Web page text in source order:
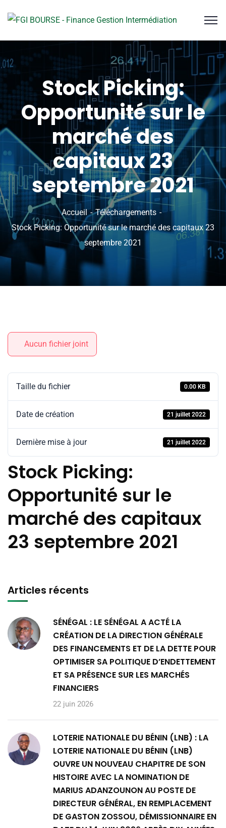
Stock Picking:
Opportunité sur le
marché des
capitaux 23
septembre 2021
Accueil
Téléchargements
Stock Picking: Opportunité sur le marché des capitaux 23
septembre 2021
Aucun fichier joint
Taille du fichier 0.00 KB
Date de création 21 juillet 2022
Dernière mise à jour 21 juillet 2022
Stock Picking:
Opportunité sur le
marché des capitaux
23 septembre 2021
Articles récents
SÉNÉGAL : LE SÉNÉGAL A ACTÉ LA
CRÉATION DE LA DIRECTION GÉNÉRALE
DES FINANCEMENTS ET DE LA DETTE POUR
OPTIMISER SA POLITIQUE D’ENDETTEMENT
ET SA PRÉSENCE SUR LES MARCHÉS
FINANCIERS
22 juin 2026
LOTERIE NATIONALE DU BÉNIN (LNB) : LA
LOTERIE NATIONALE DU BÉNIN (LNB)
OUVRE UN NOUVEAU CHAPITRE DE SON
HISTOIRE AVEC LA NOMINATION DE
MARIUS ADANZOUNON AU POSTE DE
DIRECTEUR GÉNÉRAL, EN REMPLACEMENT
DE GASTON ZOSSOU, DÉMISSIONNAIRE EN